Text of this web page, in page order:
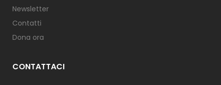
Newsletter
Contatti
Dona ora
CONTATTACI